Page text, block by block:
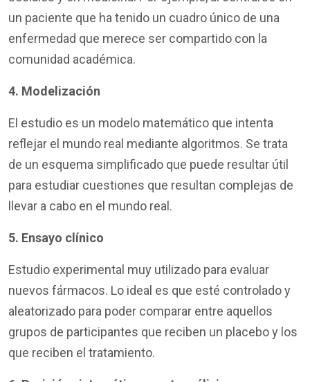
un paciente que ha tenido un cuadro único de una
enfermedad que merece ser compartido con la
comunidad académica.
4. Modelización
El estudio es un modelo matemático que intenta
reflejar el mundo real mediante algoritmos. Se trata
de un esquema simplificado que puede resultar útil
para estudiar cuestiones que resultan complejas de
llevar a cabo en el mundo real.
5. Ensayo clínico
Estudio experimental muy utilizado para evaluar
nuevos fármacos. Lo ideal es que esté controlado y
aleatorizado para poder comparar entre aquellos
grupos de participantes que reciben un placebo y los
que reciben el tratamiento.